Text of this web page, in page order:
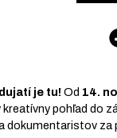
je tu!Od 14.
pohľad do
dokumentaristov za